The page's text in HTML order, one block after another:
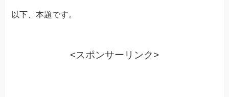
以下、本題です。
<スポンサーリンク>